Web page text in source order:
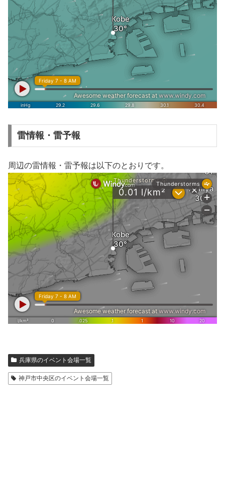
雷情報・雷予報
周辺の雷情報・雷予報は以下のとおりです。
兵庫県のイベント会場一覧
神戸市中央区のイベント会場一覧